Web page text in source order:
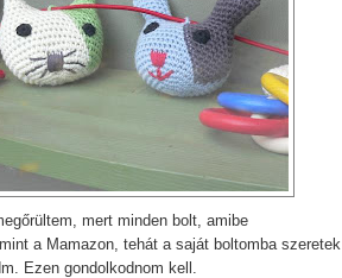
mert minden bolt, amibe
a Mamazon, tehát a saját boltomba szeretek
Ezen gondolkodnom kell.